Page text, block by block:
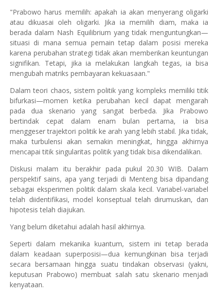
"Prabowo harus memilih: apakah ia akan menyerang oligarki
atau dikuasai oleh oligarki. Jika ia memilih diam, maka ia
berada dalam Nash Equilibrium yang tidak menguntungkan—
situasi di mana semua pemain tetap dalam posisi mereka
karena perubahan strategi tidak akan memberikan keuntungan
signifikan. Tetapi, jika ia melakukan langkah tegas, ia bisa
mengubah matriks pembayaran kekuasaan."
Dalam teori chaos, sistem politik yang kompleks memiliki titik
bifurkasi—momen ketika perubahan kecil dapat mengarah
pada dua skenario yang sangat berbeda. Jika Prabowo
bertindak cepat dalam enam bulan pertama, ia bisa
menggeser trajektori politik ke arah yang lebih stabil. Jika tidak,
maka turbulensi akan semakin meningkat, hingga akhirnya
mencapai titik singularitas politik yang tidak bisa dikendalikan.
Diskusi malam itu berakhir pada pukul 20.30 WIB. Dalam
perspektif sains, apa yang terjadi di Menteng bisa dipandang
sebagai eksperimen politik dalam skala kecil. Variabel-variabel
telah diidentifikasi, model konseptual telah dirumuskan, dan
hipotesis telah diajukan.
Yang belum diketahui adalah hasil akhirnya.
Seperti dalam mekanika kuantum, sistem ini tetap berada
dalam keadaan superposisi—dua kemungkinan bisa terjadi
secara bersamaan hingga suatu tindakan observasi (yakni,
keputusan Prabowo) membuat salah satu skenario menjadi
kenyataan.